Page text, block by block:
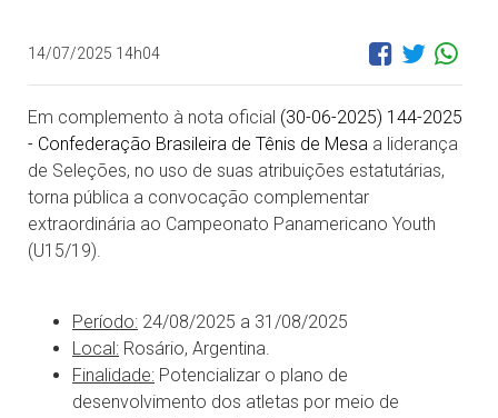
14/07/2025 14h04
Em complemento à nota oficial (30-06-2025) 144-2025
- Confederação Brasileira de Tênis de Mesa a liderança
de Seleções, no uso de suas atribuições estatutárias,
torna pública a convocação complementar
extraordinária ao Campeonato Panamericano Youth
(U15/19).
Período: 24/08/2025 a 31/08/2025
Local: Rosário, Argentina.
Finalidade: Potencializar o plano de
desenvolvimento dos atletas por meio de